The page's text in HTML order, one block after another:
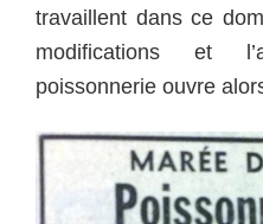
travaillent dans ce
modifications et
poissonnerie ouvre